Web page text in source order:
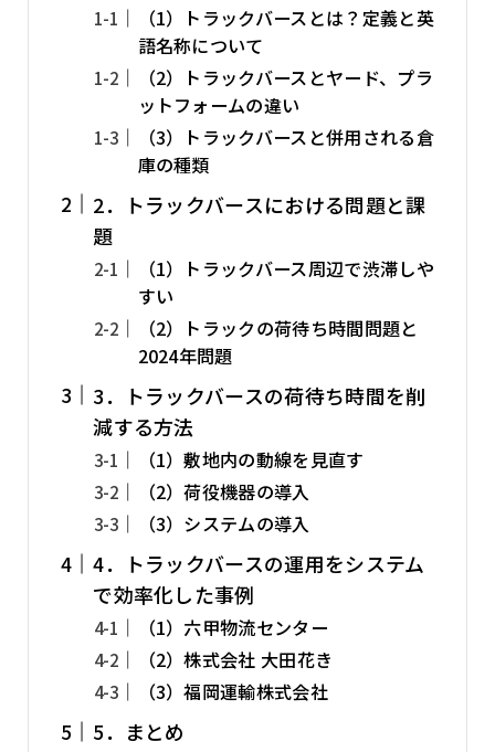
（1）トラックバースとは？定義と英
語名称について
（2）トラックバースとヤード、プラ
ットフォームの違い
（3）トラックバースと併用される倉
庫の種類
2．トラックバースにおける問題と課
題
（1）トラックバース周辺で渋滞しや
すい
（2）トラックの荷待ち時間問題と
2024年問題
3．トラックバースの荷待ち時間を削
減する方法
（1）敷地内の動線を見直す
（2）荷役機器の導入
（3）システムの導入
4．トラックバースの運用をシステム
で効率化した事例
（1）六甲物流センター
（2）株式会社 大田花き
（3）福岡運輸株式会社
5．まとめ